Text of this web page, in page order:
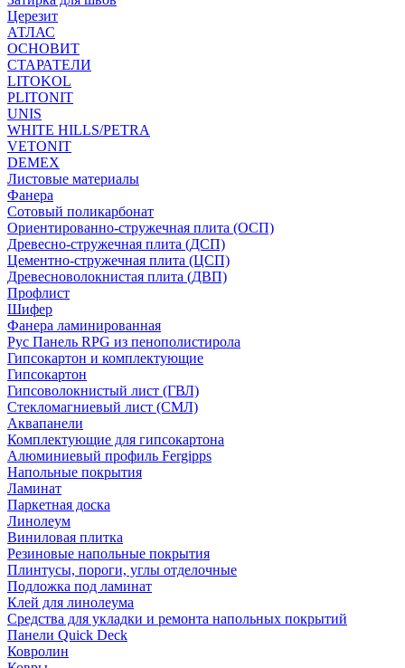
Церезит
АТЛАС
ОСНОВИТ
СТАРАТЕЛИ
LITOKOL
PLITONIT
UNIS
WHITE HILLS/PETRA
VETONIT
DEMEX
Листовые материалы
Фанера
Сотовый поликарбонат
Ориентированно-стружечная плита (ОСП)
Древесно-стружечная плита (ДСП)
Цементно-стружечная плита (ЦСП)
Древесноволокнистая плита (ДВП)
Профлист
Шифер
Фанера ламинированная
Рус Панель RPG из пенополистирола
Гипсокартон и комплектующие
Гипсокартон
Гипсоволокнистый лист (ГВЛ)
Стекломагниевый лист (СМЛ)
Аквапанели
Комплектующие для гипсокартона
Алюминиевый профиль Fergipps
Напольные покрытия
Ламинат
Паркетная доска
Линолеум
Виниловая плитка
Резиновые напольные покрытия
Плинтусы, пороги, углы отделочные
Подложка под ламинат
Клей для линолеума
Средства для укладки и ремонта напольных покрытий
Панели Quick Deck
Ковролин